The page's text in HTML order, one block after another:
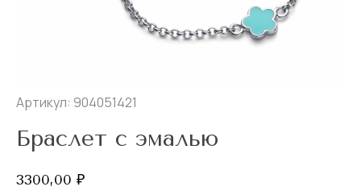
Артикул: 904051421
Браслет с эмалью
3300,00 ₽